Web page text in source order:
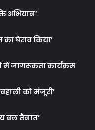
अभियान’
घेराव किया’
में जागरूकता कार्यक्रम
को मंजूरी’
बल तैनात’